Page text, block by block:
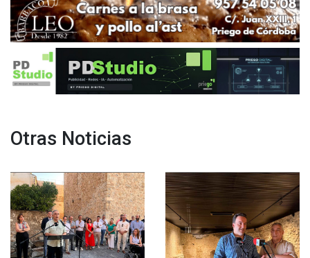
Otras Noticias